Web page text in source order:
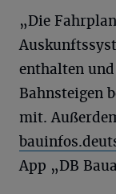
„Die
enthalten
Bahnsteigen
mit.
App „DB